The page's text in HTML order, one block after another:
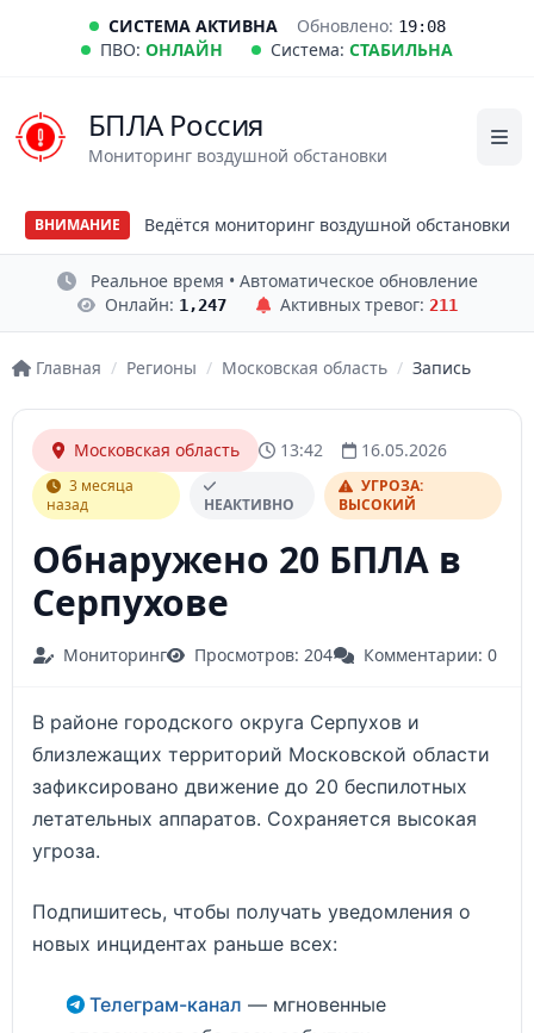
СИСТЕМА АКТИВНА Обновлено: 19:08
ПВО: ОНЛАЙН Система: СТАБИЛЬНА
БПЛА Россия
Мониторинг воздушной обстановки
ВНИМАНИЕ Ведётся мониторинг воздушной обстановки
Реальное время • Автоматическое обновление
Онлайн: 1,247 Активных тревог: 211
Главная / Регионы / Московская область / Запись
Московская область 13:42 16.05.2026
3 месяца
назад
НЕАКТИВНО
УГРОЗА:
ВЫСОКИЙ
Обнаружено 20 БПЛА в
Серпухове
Мониторинг Просмотров: 204 Комментарии: 0
В районе городского округа Серпухов и
близлежащих территорий Московской области
зафиксировано движение до 20 беспилотных
летательных аппаратов. Сохраняется высокая
угроза.
Подпишитесь, чтобы получать уведомления о
новых инцидентах раньше всех:
Телеграм-канал — мгновенные